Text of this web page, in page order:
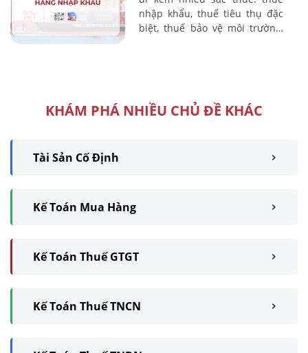
nhập khẩu, thuế tiêu thụ đặc
biệt, thuế bảo vệ môi trường,
KHÁM PHÁ NHIỀU CHỦ ĐỀ KHÁC
Tài Sản Cố Định
Kế Toán Mua Hàng
Kế Toán Thuế GTGT
Kế Toán Thuế TNCN